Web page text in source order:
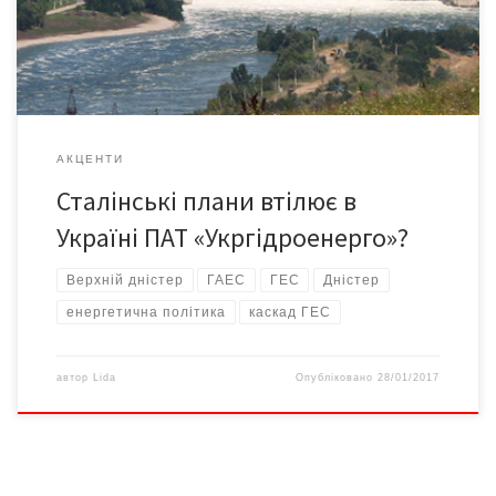
чиїхось хворих головах народилася ідея будівництва на Дністрі
[…]
АКЦЕНТИ
Сталінські плани втілює в
Україні ПАТ «Укргідроенерго»?
Верхній дністер ГАЕС ГЕС Дністер
енергетична політика каскад ГЕС
автор Lida Опубліковано28/01/2017